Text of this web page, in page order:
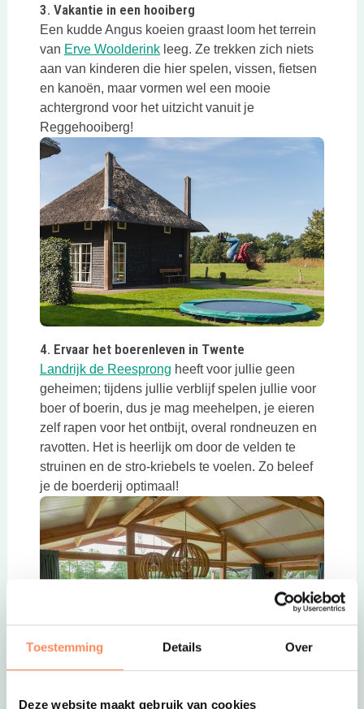
Toestemming Details Over
Deze website maakt gebruik van cookies
3. Vakantie in een hooiberg
Een kudde Angus koeien graast loom het terrein
van Erve WoolderinkDeze link opent in een nieuwe tab
leeg. Ze trekken zich niets
aan van kinderen die hier spelen, vissen, fietsen
en kanoën, maar vormen wel een mooie
achtergrond voor het uitzicht vanuit je
Reggehooiberg!
4. Ervaar het boerenleven in Twente
Landrijk de ReesprongDeze link opent in een nieuwe
heeft voor jullie geen
geheimen; tijdens jullie verblijf spelen jullie voor
boer of boerin, dus je mag meehelpen, je eieren
zelf rapen voor het ontbijt, overal rondneuzen en
ravotten. Het is heerlijk om door de velden te
struinen en de stro-kriebels te voelen. Zo beleef
je de boerderij optimaal!